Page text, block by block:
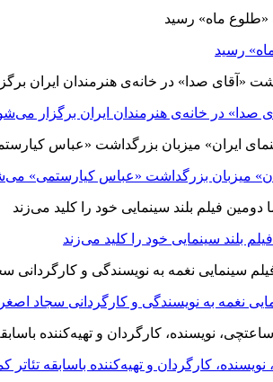
صدا» در خانه‌ی هنرمندان ایران برگزار
میزبان بزرگداشت «عباس کیارستمی»
بلند سینمایی خود را کلید می‌زند
نغمه به نویسندگی و کارگردانی سجاد
کارگردان و تهیه‌کننده باسابقه